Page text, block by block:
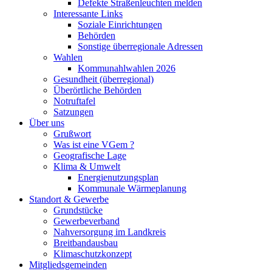
Defekte Straßenleuchten melden
Interessante Links
Soziale Einrichtungen
Behörden
Sonstige überregionale Adressen
Wahlen
Kommunahlwahlen 2026
Gesundheit (überregional)
Überörtliche Behörden
Notruftafel
Satzungen
Über uns
Grußwort
Was ist eine VGem ?
Geografische Lage
Klima & Umwelt
Energienutzungsplan
Kommunale Wärmeplanung
Standort & Gewerbe
Grundstücke
Gewerbeverband
Nahversorgung im Landkreis
Breitbandausbau
Klimaschutzkonzept
Mitgliedsgemeinden